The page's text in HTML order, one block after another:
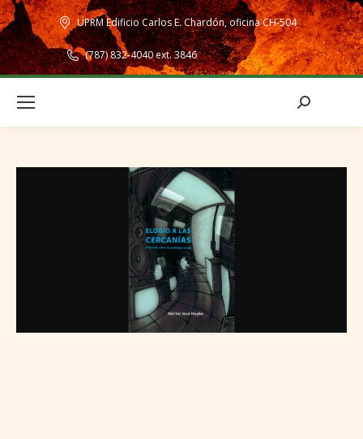
UPRM Edificio Carlos E. Chardón, oficina CH-504
(787) 832-4040 ext. 3846
Search: